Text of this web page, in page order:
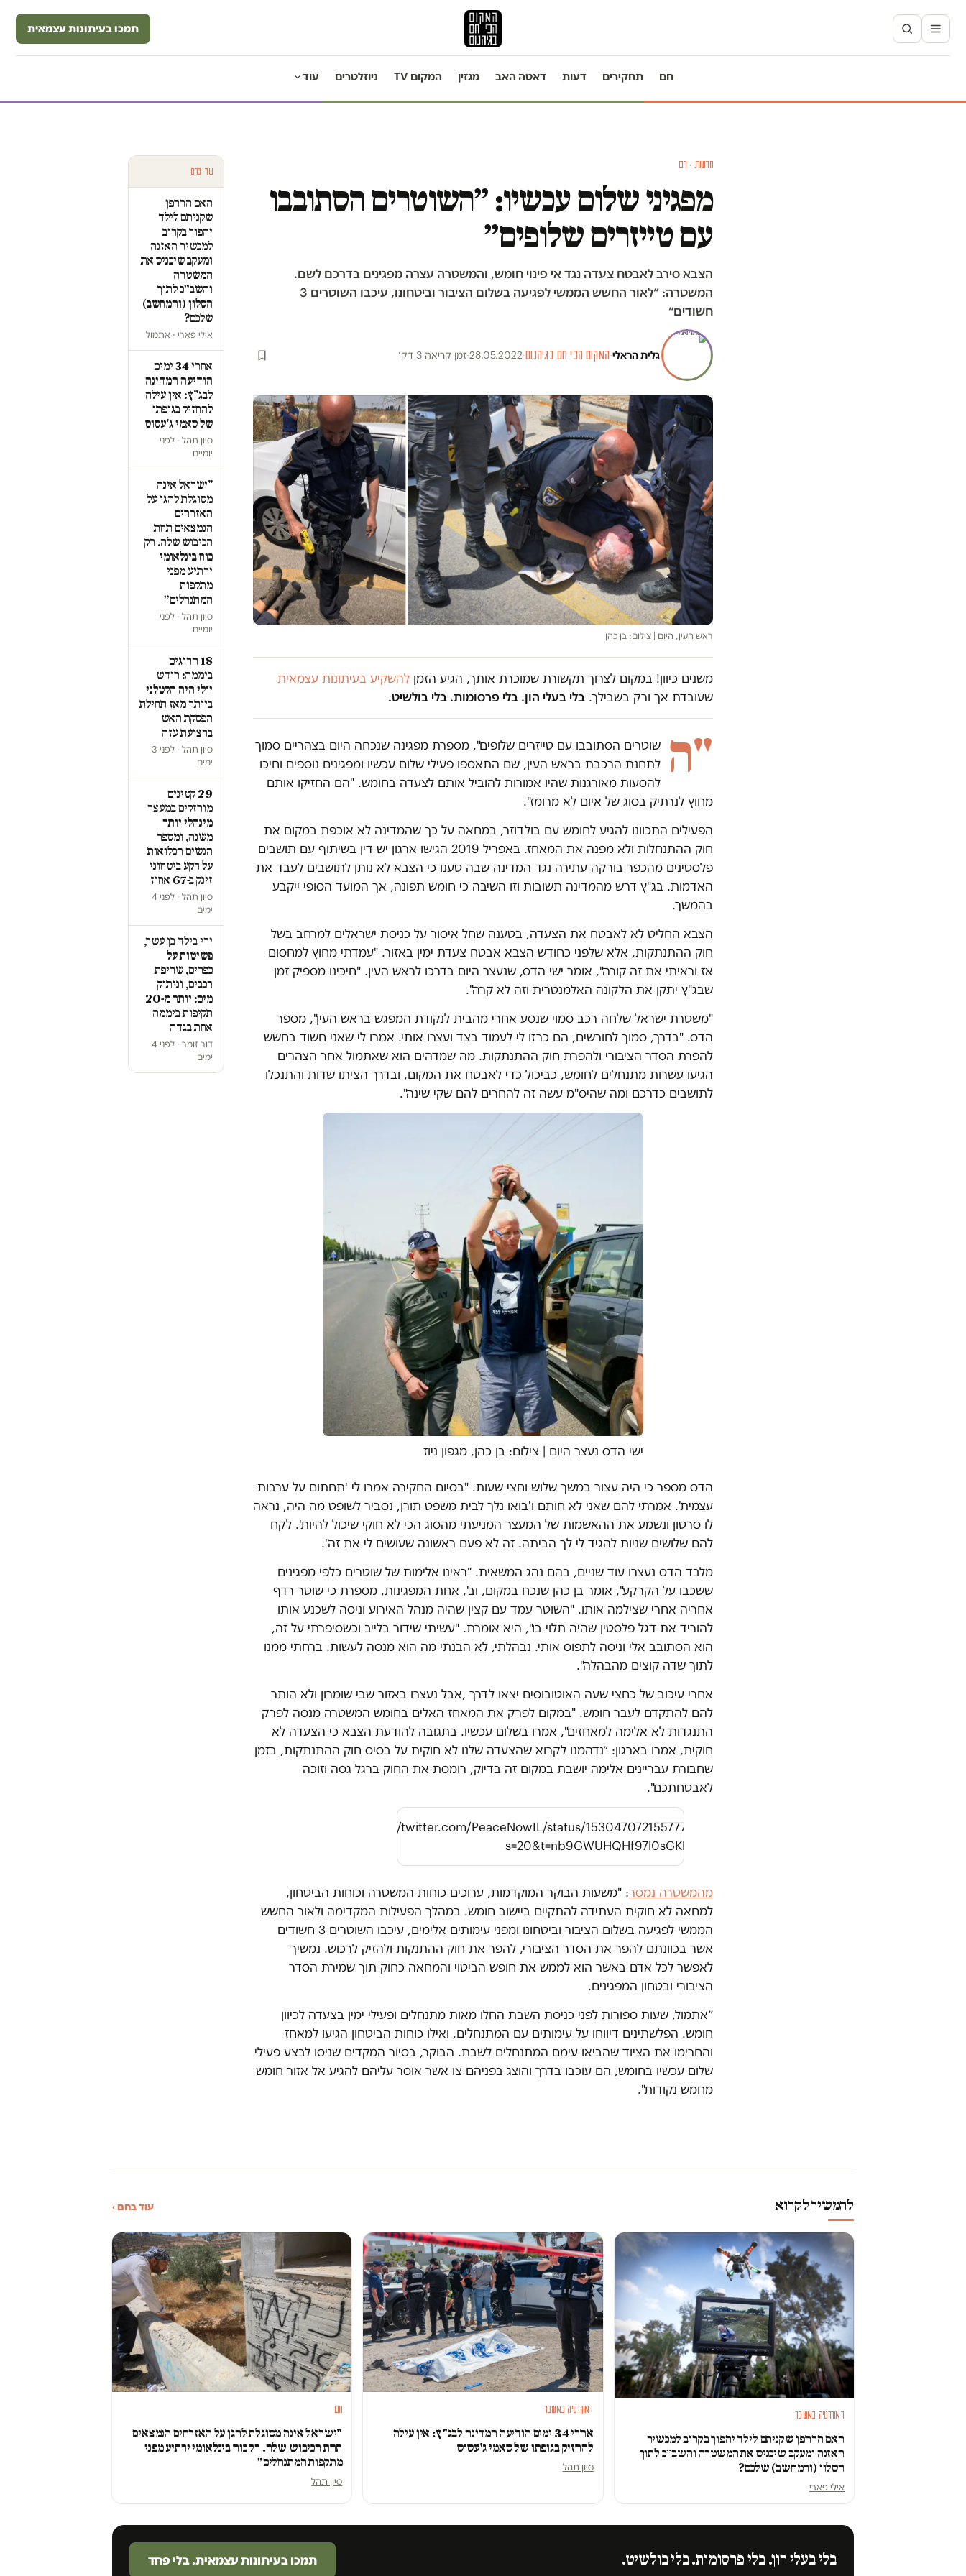
תמכו בעיתונות עצמאית
חם תחקירים דעות דאטה האב מגזין המקום TV ניוזלטרים עוד
חדשות · חם
מפגיני שלום עכשיו: ״השוטרים הסתובבו
עם טייזרים שלופים״
הצבא סירב לאבטח צעדה נגד אי פינוי חומש, והמשטרה עצרה מפגינים בדרכם לשם.
המשטרה: ״לאור החשש הממשי לפגיעה בשלום הציבור וביטחונו, עיכבו השוטרים 3
חשודים״
גלית הראלי·המקום הכי חם בגיהנום·
28.05.2022
·זמן קריאה 3 דק׳
ראש העין, היום | צילום: בן כהן
משנים כיוון! במקום לצרוך תקשורת שמוכרת אותך, הגיע הזמן להשקיע בעיתונות עצמאית
שעובדת אך ורק בשבילך. בלי בעלי הון. בלי פרסומות. בלי בולשיט.
"ה שוטרים הסתובבו עם טייזרים שלופים", מספרת מפגינה שנכחה היום בצהריים סמוך
לתחנת הרכבת בראש העין, שם התאספו פעילי שלום עכשיו ומפגינים נוספים וחיכו
להסעות מאורגנות שהיו אמורות להוביל אותם לצעדה בחומש. "הם החזיקו אותם
מחוץ לנרתיק בסוג של איום לא מרומז".
הפעילים התכוונו להגיע לחומש עם בולדוזר, במחאה על כך שהמדינה לא אוכפת במקום את
חוק ההתנחלות ולא מפנה את המאחז. באפריל 2019 הגישו ארגון יש דין בשיתוף עם תושבים
פלסטינים מהכפר בורקה עתירה נגד המדינה שבה טענו כי הצבא לא נותן לתושבים לעבד את
האדמות. בג"ץ דרש מהמדינה תשובות וזו השיבה כי חומש תפונה, אך המועד הסופי ייקבע
בהמשך.
הצבא החליט לא לאבטח את הצעדה, בטענה שחל איסור על כניסת ישראלים למרחב בשל
חוק ההתנתקות, אלא שלפני כחודש הצבא אבטח צעדת ימין באזור. "עמדתי מחוץ למחסום
אז וראיתי את זה קורה", אומר ישי הדס, שנעצר היום בדרכו לראש העין. "חיכינו מספיק זמן
שבג"ץ יתקן את הלקונה האלמנטרית וזה לא קרה".
"משטרת ישראל שלחה רכב סמוי שנסע אחרי מהבית לנקודת המפגש בראש העין", מספר
הדס. "בדרך, סמוך לחורשים, הם כרזו לי לעמוד בצד ועצרו אותי. אמרו לי שאני חשוד בחשש
להפרת הסדר הציבורי ולהפרת חוק ההתנתקות. מה שמדהים הוא שאתמול אחר הצהרים
הגיעו עשרות מתנחלים לחומש, כביכול כדי לאבטח את המקום, ובדרך הציתו שדות והתנכלו
לתושבים כדרכם ומה שהיס"מ עשה זה להחרים להם שקי שינה".
ישי הדס נעצר היום | צילום: בן כהן, מגפון ניוז
הדס מספר כי היה עצור במשך שלוש וחצי שעות. "בסיום החקירה אמרו לי 'תחתום על ערבות
עצמית'. אמרתי להם שאני לא חותם ו'בואו נלך לבית משפט תורן, נסביר לשופט מה היה, נראה
לו סרטון ונשמע את ההאשמות של המעצר המניעתי מהסוג הכי לא חוקי שיכול להיות'. לקח
להם שלושים שניות להגיד לי לך הביתה. זה לא פעם ראשונה שעושים לי את זה".
מלבד הדס נעצרו עוד שניים, בהם נהג המשאית. "ראינו אלימות של שוטרים כלפי מפגינים
ששכבו על הקרקע", אומר בן כהן שנכח במקום, וב', אחת המפגינות, מספרת כי שוטר רדף
אחריה אחרי שצילמה אותו. "השוטר עמד עם קצין שהיה מנהל האירוע וניסה לשכנע אותו
להוריד את דגל פלסטין שהיה תלוי בו", היא אומרת. "עשיתי שידור בלייב וכשסיפרתי על זה,
הוא הסתובב אלי וניסה לתפוס אותי. נבהלתי, לא הבנתי מה הוא מנסה לעשות. ברחתי ממנו
לתוך שדה קוצים מהבהלה".
אחרי עיכוב של כחצי שעה האוטובוסים יצאו לדרך ,אבל נעצרו באזור שבי שומרון ולא הותר
להם להתקדם לעבר חומש. "במקום לפרק את המאחז האלים בחומש המשטרה מנסה לפרק
התנגדות לא אלימה למאחזים", אמרו בשלום עכשיו. בתגובה להודעת הצבא כי הצעדה לא
חוקית, אמרו בארגון: ״נדהמנו לקרוא שהצעדה שלנו לא חוקית על בסיס חוק ההתנתקות, בזמן
שחבורת עבריינים אלימה יושבת במקום זה בדיוק, רומסת את החוק ברגל גסה וזוכה
לאבטחתכם".
https://twitter.com/PeaceNowIL/status/1530470721557778433?
s=20&t=nb9GWUHQHf97l0sGKhN0kA
מהמשטרה נמסר: "משעות הבוקר המוקדמות, ערוכים כוחות המשטרה וכוחות הביטחון,
למחאה לא חוקית העתידה להתקיים ביישוב חומש. במהלך הפעילות המקדימה ולאור החשש
הממשי לפגיעה בשלום הציבור וביטחונו ומפני עימותים אלימים, עיכבו השוטרים 3 חשודים
אשר בכוונתם להפר את הסדר הציבורי, להפר את חוק ההתנקות ולהזיק לרכוש. נמשיך
לאפשר לכל אדם באשר הוא לממש את חופש הביטוי והמחאה כחוק תוך שמירת הסדר
הציבורי ובטחון המפגינים.
״אתמול, שעות ספורות לפני כניסת השבת החלו מאות מתנחלים ופעילי ימין בצעדה לכיוון
חומש. הפלשתינים דיווחו על עימותים עם המתנחלים, ואילו כוחות הביטחון הגיעו למאחז
והחרימו את הציוד שהביאו עימם המתנחלים לשבת. הבוקר, בסיור המקדים שניסו לבצע פעילי
שלום עכשיו בחומש, הם עוכבו בדרך והוצג בפניהם צו אשר אוסר עליהם להגיע אל אזור חומש
מחמש נקודות".
עוד בחם
האם הרחפן
שקניתם לילד
יהפוך בקרוב
למכשיר האזנה
ומעקב שיכניס את
המשטרה
והשב״כ לתוך
הסלון (והמחשב)
שלכם?
אילי פארי · אתמול
אחרי 34 ימים
הודיעה המדינה
לבג"ץ: אין עילה
להחזיק בגופתו
של סאמי ג'עסוס
סיון תהל · לפני
יומיים
"ישראל אינה
מסוגלת להגן על
האזרחים
הנמצאים תחת
הכיבוש שלה. רק
כוח בינלאומי
ירתיע מפני
מתקפות
המתנחלים״
סיון תהל · לפני
יומיים
18 הרוגים
ביממה: חודש
יולי היה הקטלני
ביותר מאז תחילת
הפסקת האש
ברצועת עזה
סיון תהל · לפני 3
ימים
29 קטינים
מוחזקים במעצר
מינהלי יותר
משנה, ומספר
הנשים הכלואות
על רקע ביטחוני
זינק ב-67 אחוז
סיון תהל · לפני 4
ימים
ירי בילד בן עשר,
פשיטות על
כפרים, שריפת
רכבים, וניתוק
מים: יותר מ-20
תקיפות ביממה
אחת בגדה
דור זומר · לפני 4
ימים
להמשיך לקרוא עוד בחם ›
דמוקרטיה במשבר
האם הרחפן שקניתם לילד יהפוך בקרוב למכשיר
האזנה ומעקב שיכניס את המשטרה והשב״כ לתוך
הסלון (והמחשב) שלכם?
אילי פארי
דמוקרטיה במשבר
אחרי 34 ימים הודיעה המדינה לבג"ץ: אין עילה
להחזיק בגופתו של סאמי ג'עסוס
סיון תהל
חם
"ישראל אינה מסוגלת להגן על האזרחים הנמצאים
תחת הכיבוש שלה. רק כוח בינלאומי ירתיע מפני
מתקפות המתנחלים״
סיון תהל
בלי בעלי הון. בלי פרסומות. בלי בולשיט. תמכו בעיתונות עצמאית. בלי פחד